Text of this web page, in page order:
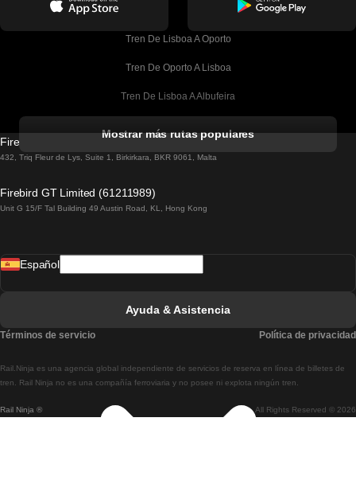
Tren De Lisboa A Oporto
Tren De Oporto A Lisboa
Tren De Lisboa A Albufeira
Tren De Lisboa A Lagos
Tren De Lisboa A Madrid
Tren De Lisboa A Braga
Tren De Braga A Lisboa
Mostrar más rutas populares
Firebird GT Limited (OC 1451)
432, Triq Fleur de Lys, Suite 1, Birkirkara, BKR 9061, Malta
Firebird GT Limited (61211989)
Unit G 15/F Tal Building 49 Austin Road, KL, Hong Kong
Rail Ninja ® All Rights Reserved © 2026
Rail.Ninja es una agencia global independiente de servicios de reserva en línea de billetes de
tren. Rail Ninja no es una compañía ferroviaria y no posee ni explota ningún tren.
Español
Ayuda & Asistencia
Términos de servicio Política de privacidad